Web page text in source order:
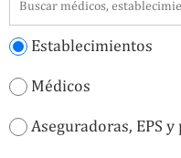
Establecimientos
Médicos
Aseguradoras, EPS